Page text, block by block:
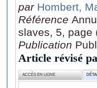
par Hombert,
Référence
slaves, 5, page
Publication
Article révisé
ACCÈS EN LIGNE